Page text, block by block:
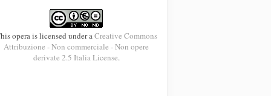
opera is licensed under aCreative Commons
Attribuzione - Non commerciale - Non opere
derivate 2.5 Italia License.